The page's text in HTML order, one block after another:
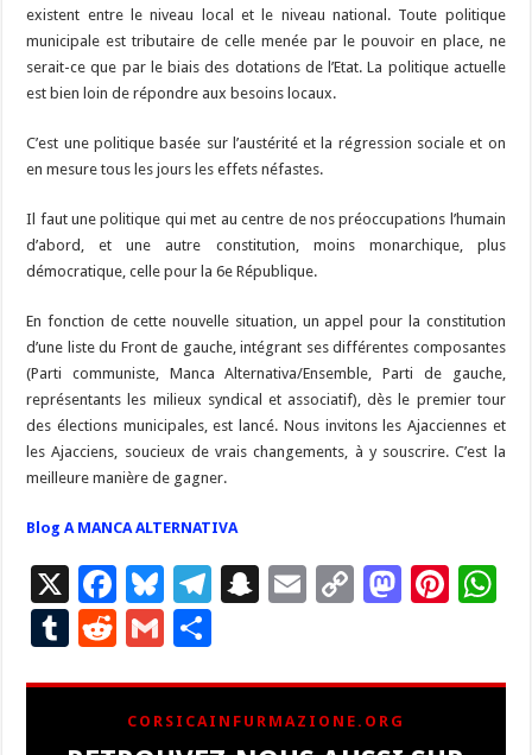
existent entre le niveau local et le niveau national. Toute politique
municipale est tributaire de celle menée par le pouvoir en place, ne
serait-ce que par le biais des dotations de l’Etat. La politique actuelle
est bien loin de répondre aux besoins locaux.
C’est une politique basée sur l’austérité et la régression sociale et on
en mesure tous les jours les effets néfastes.
Il faut une politique qui met au centre de nos préoccupations l’humain
d’abord, et une autre constitution, moins monarchique, plus
démocratique, celle pour la 6e République.
En fonction de cette nouvelle situation, un appel pour la constitution
d’une liste du Front de gauche, intégrant ses différentes composantes
(Parti communiste, Manca Alternativa/Ensemble, Parti de gauche,
représentants les milieux syndical et associatif), dès le premier tour
des élections municipales, est lancé. Nous invitons les Ajacciennes et
les Ajacciens, soucieux de vrais changements, à y souscrire. C’est la
meilleure manière de gagner.
Blog A MANCA ALTERNATIVA
X
F
ac
e
b
o
Bl
u
es
ky
T
gr
a
S
p
c
E
l
C
y
Li
M
d
Pi
es
T
bl
R
d
di
G
ai
l
ta
g
CORSICAINFURMAZIONE.ORG